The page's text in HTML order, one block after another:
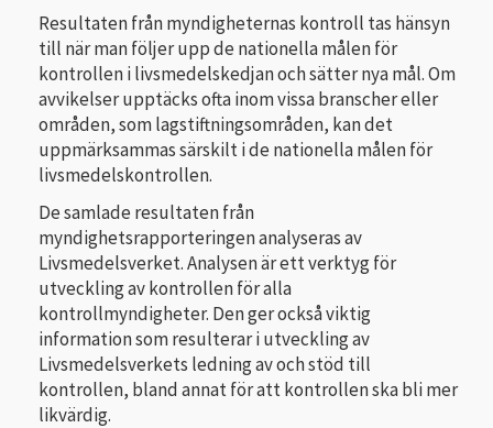
Resultaten från myndigheternas kontroll tas hänsyn
till när man följer upp de nationella målen för
kontrollen i livsmedelskedjan och sätter nya mål. Om
avvikelser upptäcks ofta inom vissa branscher eller
områden, som lagstiftningsområden, kan det
uppmärksammas särskilt i de nationella målen för
livsmedelskontrollen.
De samlade resultaten från
myndighetsrapporteringen analyseras av
Livsmedelsverket. Analysen är ett verktyg för
utveckling av kontrollen för alla
kontrollmyndigheter. Den ger också viktig
information som resulterar i utveckling av
Livsmedelsverkets ledning av och stöd till
kontrollen, bland annat för att kontrollen ska bli mer
likvärdig.